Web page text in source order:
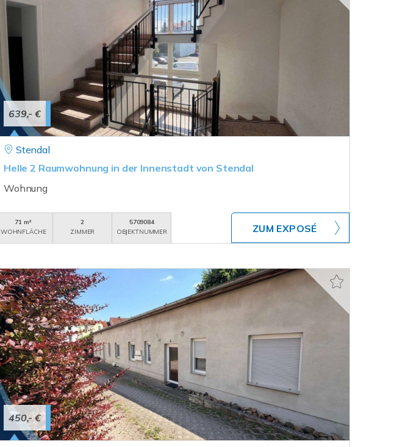
639,- €
Stendal
Helle 2 Raumwohnung in der Innenstadt von Stendal
Wohnung
71 m²
WOHNFLÄCHE
2
ZIMMER
5709084
OBJEKTNUMMER
ZUM EXPOSÉ
450,- €